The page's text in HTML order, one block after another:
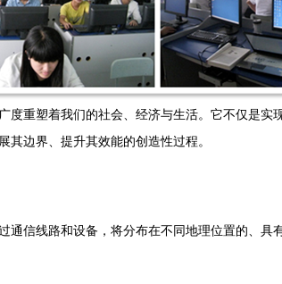
重塑着我们的社会、经济与生活。它不仅是
边界、提升其效能的创造性过程。
信线路和设备，将分布在不同地理位置的、